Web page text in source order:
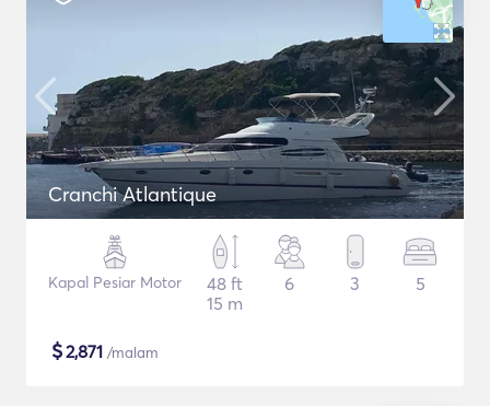
Cranchi Atlantique
Kapal Pesiar Motor
48 ft
15 m
6 3 5
$2,871 /malam